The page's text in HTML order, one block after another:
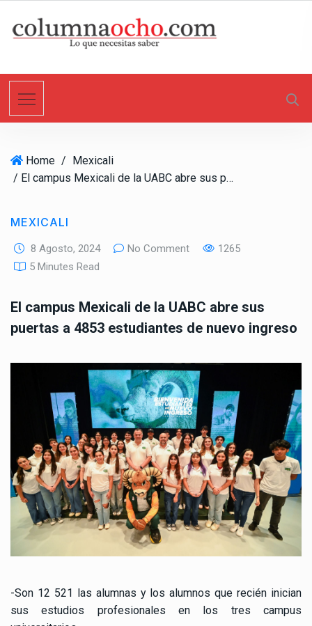
t
Home / Mexicali
/ El campus Mexicali de la UABC abre sus puertas a 4853 estudiantes de nuevo ingreso
MEXICALI
8 Agosto, 2024 No Comment
1265
5 Minutes Read
El campus Mexicali de la UABC abre sus
puertas a 4853 estudiantes de nuevo ingreso
-Son 12 521 las alumnas y los alumnos que recién inician
sus estudios profesionales en los tres campus